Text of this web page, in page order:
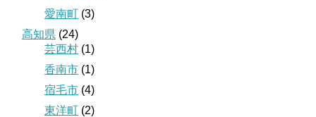
愛南町 (3)
高知県 (24)
芸西村 (1)
香南市 (1)
宿毛市 (4)
東洋町 (2)